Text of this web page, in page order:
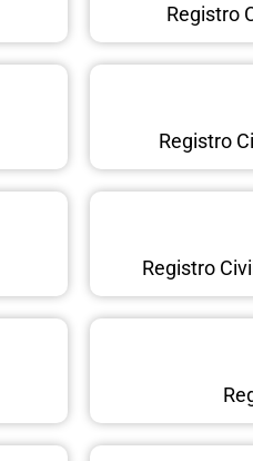
Registro
Registro
Registro